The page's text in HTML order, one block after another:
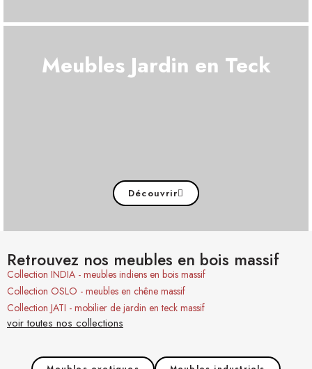
Meubles Jardin en Teck
Découvrir
Retrouvez nos meubles en bois massif
Collection INDIA - meubles indiens en bois massif
Collection OSLO - meubles en chêne massif
Collection JATI - mobilier de jardin en teck massif
voir toutes nos collections